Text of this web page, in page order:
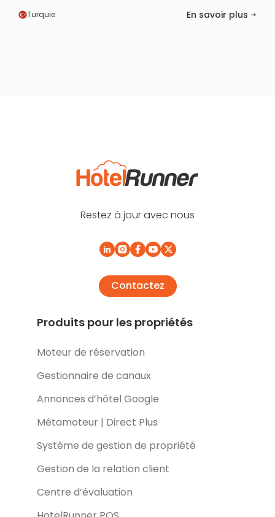
Turquie En savoir plus
Restez à jour avec nous
Contactez
Produits pour les propriétés
Moteur de réservation
Gestionnaire de canaux
Annonces d’hôtel Google
Métamoteur | Direct Plus
Système de gestion de propriété
Gestion de la relation client
Centre d’évaluation